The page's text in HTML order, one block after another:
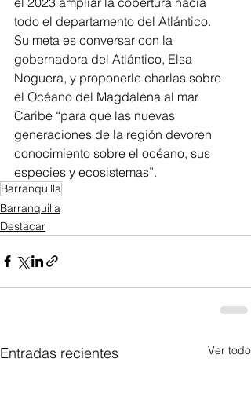
todo el departamento del Atlántico.
Su meta es conversar con la
gobernadora del Atlántico, Elsa
Noguera, y proponerle charlas sobre
el Océano del Magdalena al mar
Caribe “para que las nuevas
generaciones de la región devoren
conocimiento sobre el océano, sus
especies y ecosistemas”.
Barranquilla
Barranquilla
Destacar
Entradas recientes Ver todo